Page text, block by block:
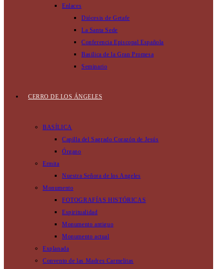
Enlaces
Diócesis de Getafe
La Santa Sede
Conferencia Episcopal Española
Basilica de la Gran Promesa
Seminario
CERRO DE LOS ÁNGELES
BASÍLICA
Capilla del Sagrado Corazón de Jesús
Órgano
Ermita
Nuestra Señora de los Angeles
Monumento
FOTOGRAFÍAS HISTÓRICAS
Espiritualidad
Monumento antiguo
Monumento actual
Explanada
Convento de las Madres Carmelitas